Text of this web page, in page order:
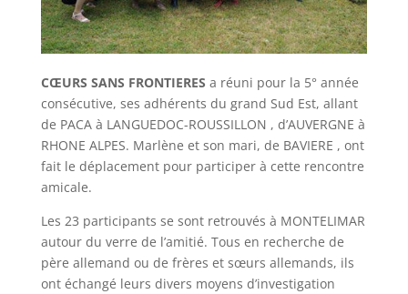
CŒURS SANS FRONTIERES a réuni pour la 5° année
consécutive, ses adhérents du grand Sud Est, allant
de PACA à LANGUEDOC-ROUSSILLON , d’AUVERGNE à
RHONE ALPES. Marlène et son mari, de BAVIERE , ont
fait le déplacement pour participer à cette rencontre
amicale.
Les 23 participants se sont retrouvés à MONTELIMAR
autour du verre de l’amitié. Tous en recherche de
père allemand ou de frères et sœurs allemands, ils
ont échangé leurs divers moyens d’investigation